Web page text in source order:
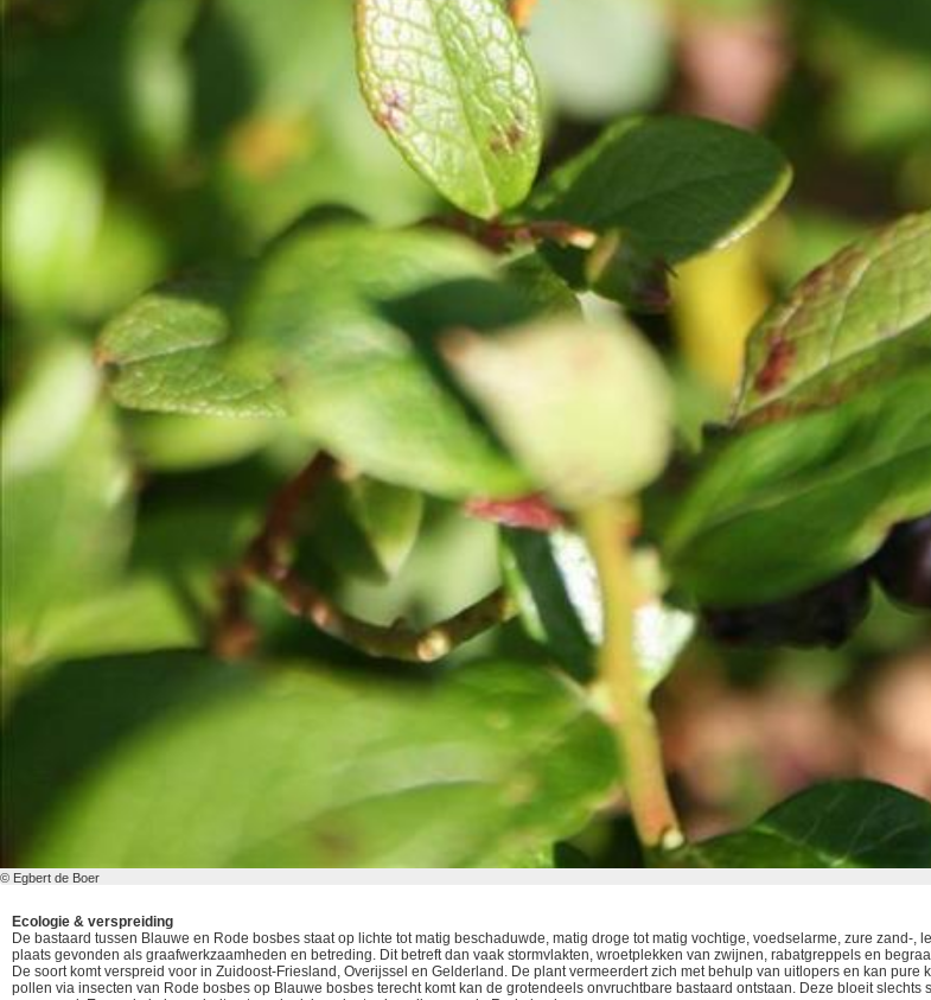
© Egbert de Boer
Ecologie & verspreiding
De bastaard tussen Blauwe en Rode bosbes staat op lichte tot matig beschaduwde, matig droge tot matig vochtige, voedselarme, zure
plaats gevonden als graafwerkzaamheden en betreding. Dit betreft dan vaak stormvlakten, wroetplekken van zwijnen, rabatgreppels en
De soort komt verspreid voor in Zuidoost-Friesland, Overijssel en Gelderland. De plant vermeerdert zich met behulp van uitlopers en kan
pollen via insecten van Rode bosbes op Blauwe bosbes terecht komt kan de grotendeels onvruchtbare bastaard ontstaan. Deze bloeit